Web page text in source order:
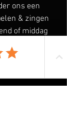
ons een
& zingen
of middag
met liedjes uit
andere
Rob de